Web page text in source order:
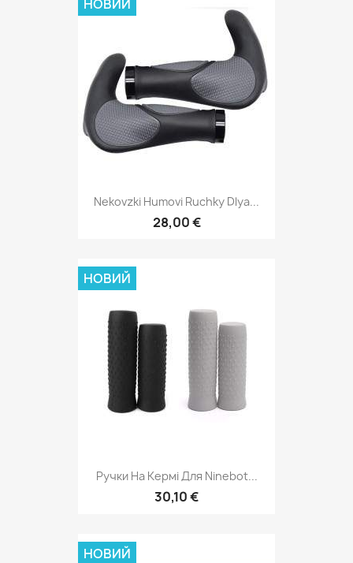
Nekovzki Humovi Ruchky Dlya...
28,00 €
НОВИЙ
Ручки На Кермі Для Ninebot...
30,10 €
НОВИЙ
НОВИЙ